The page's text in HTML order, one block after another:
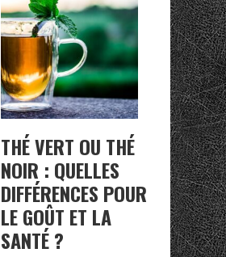
THÉ VERT OU THÉ
NOIR : QUELLES
DIFFÉRENCES POUR
LE GOÛT ET LA
SANTÉ ?